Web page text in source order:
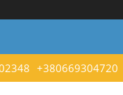
+380669304720